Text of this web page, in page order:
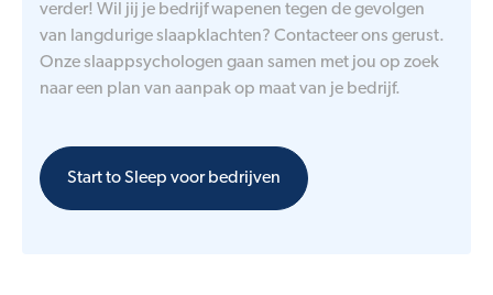
verder! Wil jij je bedrijf wapenen tegen de gevolgen
van langdurige slaapklachten? Contacteer ons gerust.
Onze slaappsychologen gaan samen met jou op zoek
naar een plan van aanpak op maat van je bedrijf.
Start to Sleep voor bedrijven